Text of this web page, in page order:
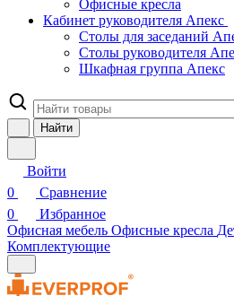
Офисные кресла
Кабинет руководителя Апекс
Столы для заседаний
Столы руководителя
Шкафная группа Апекс
Найти
Войти
0
Сравнение
0
Избранное
Офисная мебель Офисные кресла
Комплектующие